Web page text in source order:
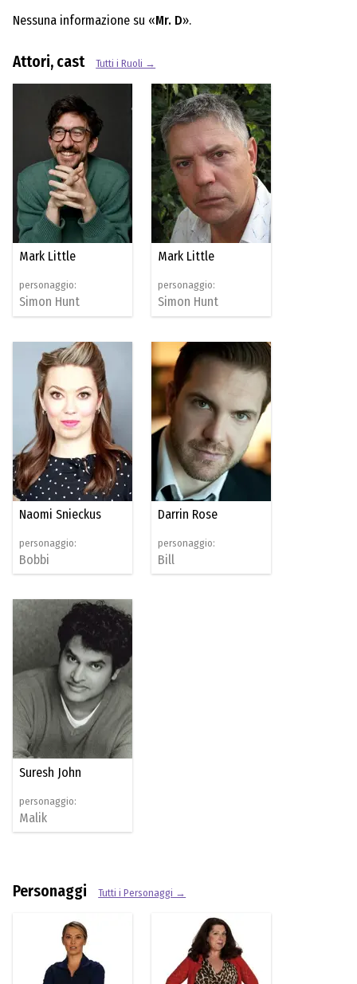
Nessuna informazione su «Mr. D».
Attori, cast Tutti i Ruoli →
Mark Little
personaggio:
Simon Hunt
Mark Little
personaggio:
Simon Hunt
Naomi Snieckus
personaggio:
Bobbi
Darrin Rose
personaggio:
Bill
Suresh John
personaggio:
Malik
Personaggi Tutti i Personaggi →